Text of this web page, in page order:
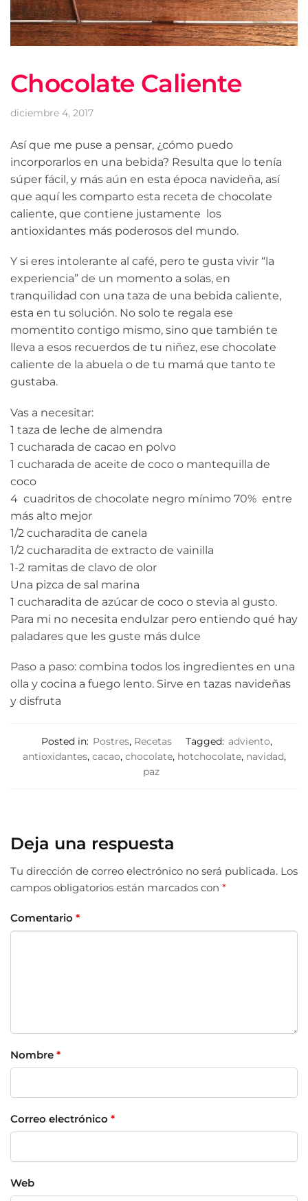
Chocolate Caliente
diciembre 4, 2017
Así que me puse a pensar, ¿cómo puedo
incorporarlos en una bebida? Resulta que lo tenía
súper fácil, y más aún en esta época navideña, así
que aquí les comparto esta receta de chocolate
caliente, que contiene justamente los
antioxidantes más poderosos del mundo.
Y si eres intolerante al café, pero te gusta vivir “la
experiencia” de un momento a solas, en
tranquilidad con una taza de una bebida caliente,
esta en tu solución. No solo te regala ese
momentito contigo mismo, sino que también te
lleva a esos recuerdos de tu niñez, ese chocolate
caliente de la abuela o de tu mamá que tanto te
gustaba.
Vas a necesitar:
1 taza de leche de almendra
1 cucharada de cacao en polvo
1 cucharada de aceite de coco o mantequilla de
coco
4 cuadritos de chocolate negro mínimo 70% entre
más alto mejor
1/2 cucharadita de canela
1/2 cucharadita de extracto de vainilla
1-2 ramitas de clavo de olor
Una pizca de sal marina
1 cucharadita de azúcar de coco o stevia al gusto.
Para mi no necesita endulzar pero entiendo qué hay
paladares que les guste más dulce
Paso a paso: combina todos los ingredientes en una
olla y cocina a fuego lento. Sirve en tazas navideñas
y disfruta
Posted in: Postres, Recetas Tagged: adviento,
antioxidantes, cacao, chocolate, hotchocolate, navidad,
paz
Deja una respuesta
Tu dirección de correo electrónico no será publicada. Los
campos obligatorios están marcados con *
Comentario *
Nombre *
Correo electrónico *
Web